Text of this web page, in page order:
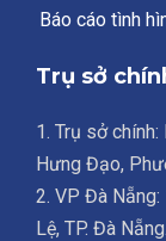
Báo cáo tình
Trụ sở
1. Trụ sở
Hưng Đạo,
2. VP Đà Nẵng:
Lệ, TP. Đà Nẵng.